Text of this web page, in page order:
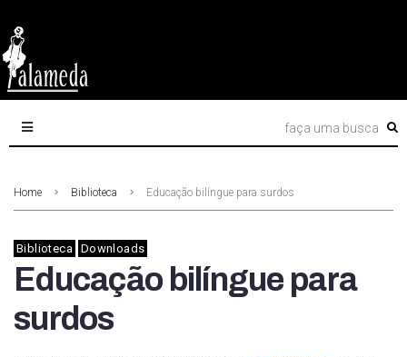
Home Biblioteca Educação bilíngue para surdos
Biblioteca Downloads
Educação bilíngue para
surdos